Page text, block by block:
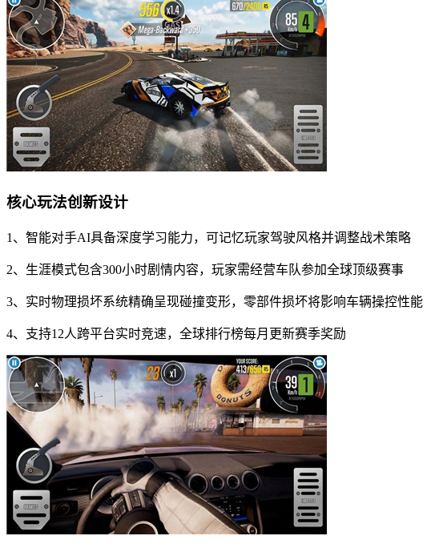
核心玩法创新设计
1、智能对手AI具备深度学习能力，可记忆玩家驾驶风格并调整战术策略
2、生涯模式包含300小时剧情内容，玩家需经营车队参加全球顶级赛事
3、实时物理损坏系统精确呈现碰撞变形，零部件损坏将影响车辆操控性能
4、支持12人跨平台实时竞速，全球排行榜每月更新赛季奖励